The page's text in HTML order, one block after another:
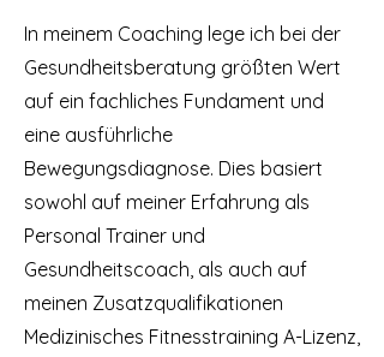
In meinem Coaching lege ich bei der
Gesundheitsberatung größten Wert
auf ein fachliches Fundament und
eine ausführliche
Bewegungsdiagnose. Dies basiert
sowohl auf meiner Erfahrung als
Personal Trainer und
Gesundheitscoach, als auch auf
meinen Zusatzqualifikationen
Medizinisches Fitnesstraining A-Lizenz‚